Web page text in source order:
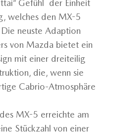
Gefühl der Einheit
welches den MX-5
neuste Adaption
von Mazda bietet ein
mit einer dreiteilig
die, wenn sie
Cabrio-Atmosphäre
MX-5 erreichte am
Stückzahl von einer